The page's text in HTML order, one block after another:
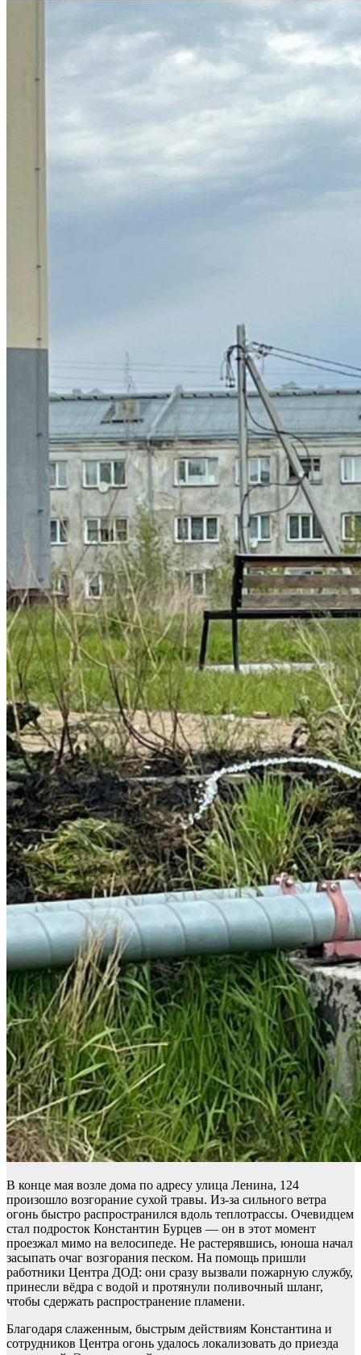
В конце мая возле дома по адресу улица Ленина, 124
произошло возгорание сухой травы. Из-за сильного ветра
огонь быстро распространился вдоль теплотрассы. Очевидцем
стал подросток Константин Бурцев — он в этот момент
проезжал мимо на велосипеде. Не растерявшись, юноша начал
засыпать очаг возгорания песком. На помощь пришли
работники Центра ДОД: они сразу вызвали пожарную службу,
принесли вёдра с водой и протянули поливочный шланг,
чтобы сдержать распространение пламени.
Благодаря слаженным, быстрым действиям Константина и
сотрудников Центра огонь удалось локализовать до приезда